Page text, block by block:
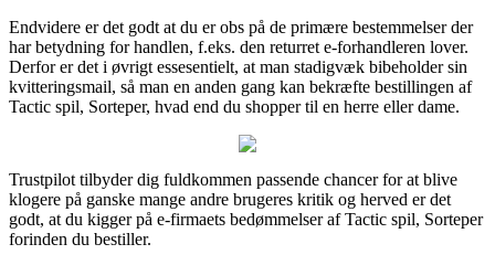
Endvidere er det godt at du er obs på de primære bestemmelser der
har betydning for handlen, f.eks. den returret e-forhandleren lover.
Derfor er det i øvrigt essesentielt, at man stadigvæk bibeholder sin
kvitteringsmail, så man en anden gang kan bekræfte bestillingen af
Tactic spil, Sorteper, hvad end du shopper til en herre eller dame.
Trustpilot tilbyder dig fuldkommen passende chancer for at blive
klogere på ganske mange andre brugeres kritik og herved er det
godt, at du kigger på e-firmaets bedømmelser af Tactic spil, Sorteper
forinden du bestiller.